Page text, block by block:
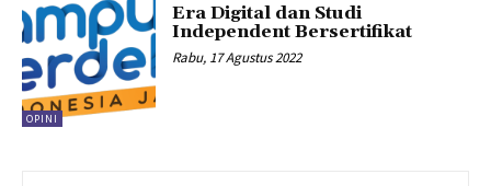
OPINI
Era Digital dan Studi
Independent Bersertifikat
Rabu, 17 Agustus 2022